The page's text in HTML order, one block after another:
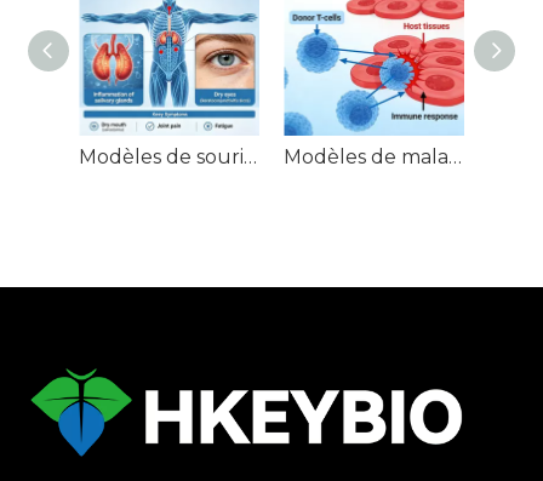
Modèles de souris atteintes du syndrome de Sjögren (SjS) Modèles de maladie du greffon contre l'hôte chez la souris (GVHD)